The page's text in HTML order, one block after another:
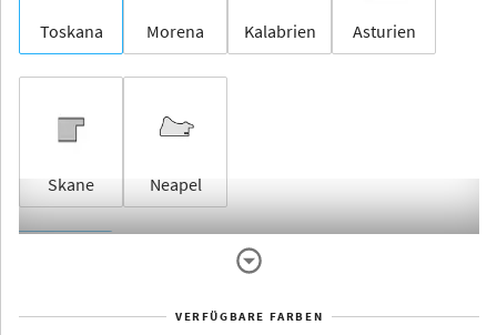
Toskana Morena Kalabrien Asturien
Skane Neapel
VERFÜGBARE FARBEN